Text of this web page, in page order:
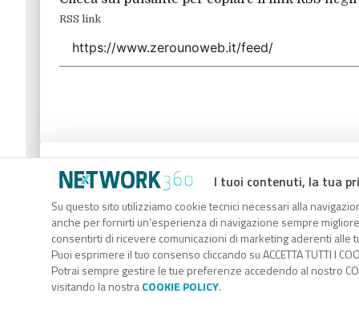
I tuoi contenuti, la tua
Su questo sito utilizziamo cookie tecnici necessari alla
anche per fornirti un’esperienza di navigazione sempre
consentirti di ricevere comunicazioni di marketing aderenti alle
Puoi esprimere il tuo consenso cliccando su ACCETTA TUTTI I
Potrai sempre gestire le tue preferenze accedendo al nostro
visitando la nostraCOOKIE POLICY.
RSS link
Codice Rss
Clicca sul pulsante per copiare il link RSS
RSS link